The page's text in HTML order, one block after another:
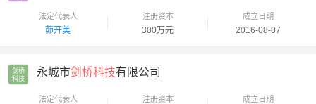
法定代表人
茆开美
注册资本
300万元
成立日期
2016-08-07
剑桥
科技
永城市剑桥科技有限公司
法定代表人 注册资本 成立日期